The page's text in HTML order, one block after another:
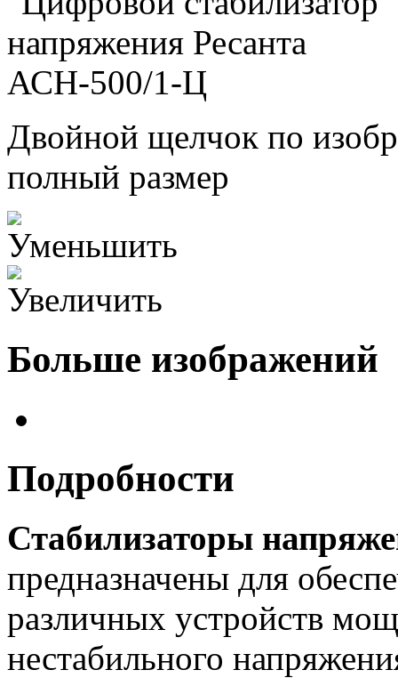
Двойной щелчок по
полный размер
Больше изображений
Подробности
Стабилизаторы
предназначены для
различных устройств
нестабильного